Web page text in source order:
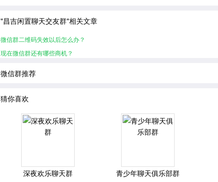
"昌吉闲置聊天交友群"相关文章
微信群二维码失效以后怎么办？
现在微信群还有哪些商机？
微信群推荐
猜你喜欢
深夜欢乐聊天群 青少年聊天俱乐部群